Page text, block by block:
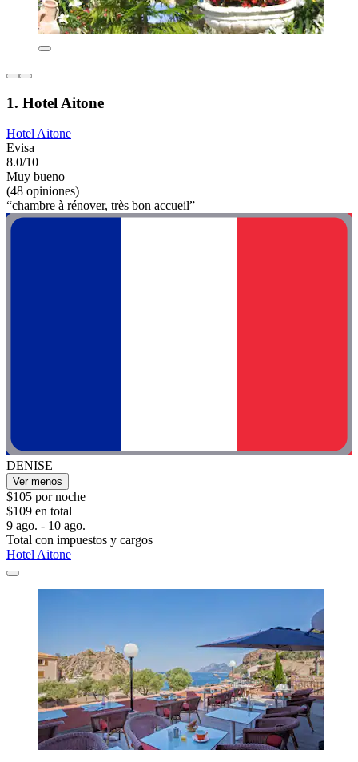
1. Hotel Aitone
Hotel Aitone
Evisa
8.0/10
Muy bueno
(48 opiniones)
“chambre à rénover, très bon accueil”
DENISE
Ver menos
$105 por noche
$109 en total
9 ago. - 10 ago.
Total con impuestos y cargos
Hotel Aitone